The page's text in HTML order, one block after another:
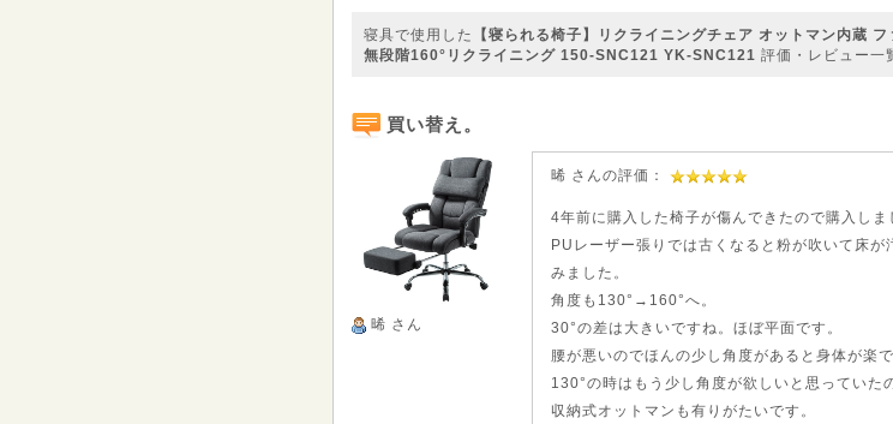
寝具で使用した
【寝られる椅子】リクライニングチェア オットマン内蔵
無段階160°リクライニング 150-SNC121 YK-SNC121 評価・レビュー一
買い替え。
晞 さん
晞 さんの評価：
4年前に購入した椅子が傷んできたので購入しま
PUレーザー張りでは古くなると粉が吹いて床
みました。
角度も130°→160°へ。
30°の差は大きいですね。ほぼ平面です。
腰が悪いのでほんの少し角度があると身体が楽で
130°の時はもう少し角度が欲しいと思っていた
収納式オットマンも有りがたいです。